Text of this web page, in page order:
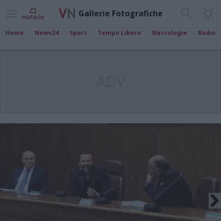
Gallerie Fotografiche
Home News24 Sport Tempo Libero Necrologie Radio